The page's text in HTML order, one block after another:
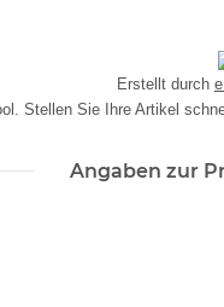
Erstellt durch
Stellen Sie Ihre Artikel
Angaben zur